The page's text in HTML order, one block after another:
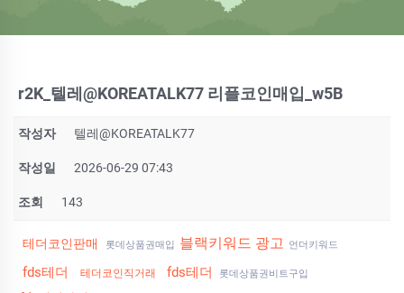
r2K_텔레@KOREATALK77 리플코인매입_w5B
작성자 텔레@KOREATALK77
작성일 2026-06-29 07:43
조회 143
테더코인판매 롯데상품권매입 블랙키워드 광고 언더키워드
fds테더 테더코인직거래 fds테더 롯데상품권비트구입